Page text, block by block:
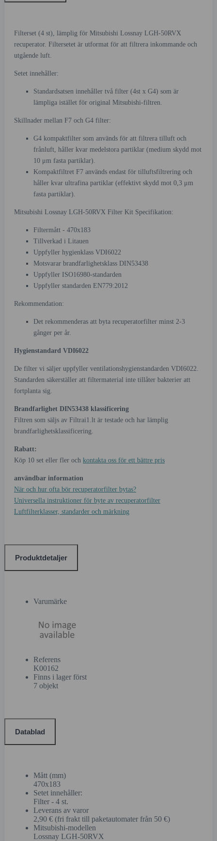
Filterset (4 st), lämplig för Mitsubishi Lossnay LGH-50RVX
recuperator. Filtersetet är utformat för att filtrera inkommande och
utgående luft.
Setet innehåller:
Standardsatsen innehåller två filter (4st x G4) som är
lämpliga istället för original Mitsubishi-filtren.
Skillnader mellan F7 och G4 filter:
G4 kompaktfilter som används för att filtrera tilluft och
frånluft, håller kvar medelstora partiklar (medium skydd mot
10 μm fasta partiklar).
Kompaktfiltret F7 används endast för tilluftsfiltrering och
håller kvar ultrafina partiklar (effektivt skydd mot 0,3 μm
fasta partiklar).
Mitsubishi Lossnay LGH-50RVX Filter Kit Specifikation:
Filtermått - 470x183
Tillverkad i Litauen
Uppfyller hygienklass VDI6022
Motsvarar brandfarlighetsklass DIN53438
Uppfyller ISO16980-standarden
Uppfyller standarden EN779:2012
Rekommendation:
Det rekommenderas att byta recuperatorfilter minst 2-3
gånger per år.
Hygienstandard VDI6022
De filter vi säljer uppfyller ventilationshygienstandarden VDI6022.
Standarden säkerställer att filtermaterial inte tillåter bakterier att
fortplanta sig.
Brandfarlighet DIN53438 klassificering
Filtren som säljs av Filtrai1.lt är testade och har lämplig
brandfarlighetsklassificering.
Rabatt:
Köp 10 set eller fler och kontakta oss för ett bättre pris
användbar information
När och hur ofta bör recuperatorfilter bytas?
Universella instruktioner för byte av recuperatorfilter
Luftfilterklasser, standarder och märkning
Produktdetaljer
Varumärke
Referens
K00162
Finns i lager först
7 objekt
Datablad
Mått (mm)
470x183
Setet innehåller:
Filter - 4 st.
Leverans av varor
2,90 € (fri frakt till paketautomater från 50 €)
Mitsubishi-modellen
Lossnay LGH-50RVX